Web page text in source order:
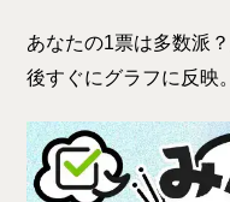
あなたの1票は多数派
後すぐにグラフに反映